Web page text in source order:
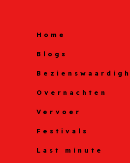
Home
Blogs
Overnachten
Vervoer
Festivals
Last minute